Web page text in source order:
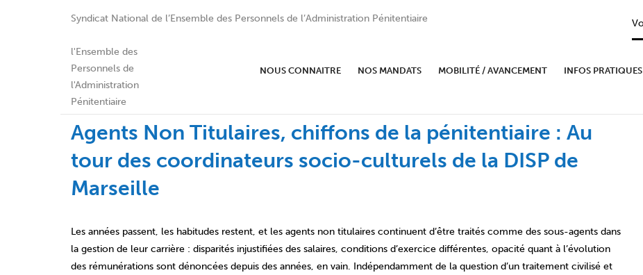
Syndicat National de l’Ensemble des Personnels de l’Administration Pénitentiaire
NOUS CONNAITRE NOS MANDATS MOBILITÉ / AVANCEMENT INFOS PRATIQUES
Agents Non Titulaires, chiffons de la pénitentiaire : Au
tour des coordinateurs socio-culturels de la DISP de
Marseille
Les années passent, les habitudes restent, et les agents non titulaires continuent d’être traités comme des sous-agents dans
la gestion de leur carrière : disparités injustifiées des salaires, conditions d’exercice différentes, opacité quant à l’évolution
des rémunérations sont dénoncées depuis des années, en vain. Indépendamment de la question d’un traitement civilisé et